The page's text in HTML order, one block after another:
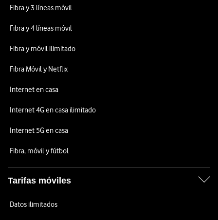
Fibra y 3 líneas móvil
Fibra y 4 líneas móvil
Fibra y móvil ilimitado
Fibra Móvil y Netflix
Internet en casa
Internet 4G en casa ilimitado
Internet 5G en casa
Fibra, móvil y fútbol
Tarifas móviles
Datos ilimitados